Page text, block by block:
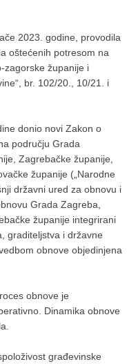
2023. godine, provodila
oštećenih potresom na
zagorske županije i
br. 102/20., 10/21. i
donio novi Zakon o
području Grada
Zagrebačke županije,
županije („Narodne
državni ured za obnovu i
Grada Zagreba,
županije integrirani
graditeljstva i državne
obnove objedinjena
obnove je
Dinamika obnove
građevinske